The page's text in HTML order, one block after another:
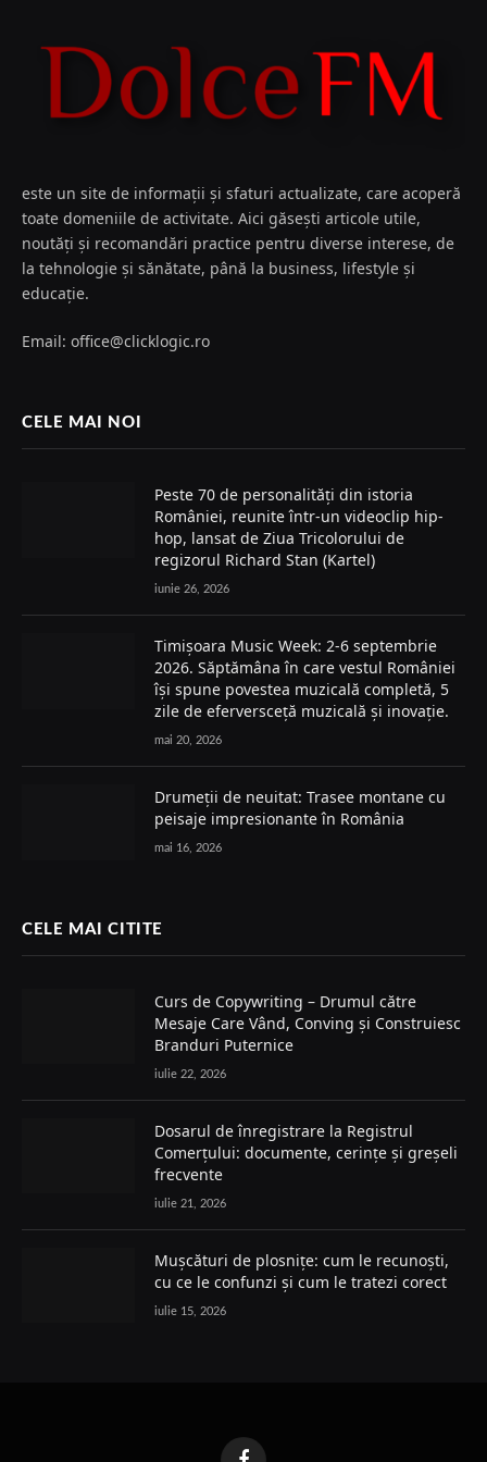
este un site de informații și sfaturi actualizate, care acoperă
toate domeniile de activitate. Aici găsești articole utile,
noutăți și recomandări practice pentru diverse interese, de
la tehnologie și sănătate, până la business, lifestyle și
educație.
Email: office@clicklogic.ro
CELE MAI NOI
Peste 70 de personalități din istoria
României, reunite într-un videoclip hip-
hop, lansat de Ziua Tricolorului de
regizorul Richard Stan (Kartel)
iunie 26, 2026
Timișoara Music Week: 2-6 septembrie
2026. Săptămâna în care vestul României
își spune povestea muzicală completă, 5
zile de eferversceță muzicală și inovație.
mai 20, 2026
Drumeții de neuitat: Trasee montane cu
peisaje impresionante în România
mai 16, 2026
CELE MAI CITITE
Curs de Copywriting – Drumul către
Mesaje Care Vând, Conving și Construiesc
Branduri Puternice
iulie 22, 2026
Dosarul de înregistrare la Registrul
Comerțului: documente, cerințe și greșeli
frecvente
iulie 21, 2026
Mușcături de plosnițe: cum le recunoști,
cu ce le confunzi și cum le tratezi corect
iulie 15, 2026